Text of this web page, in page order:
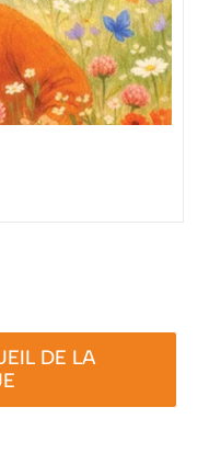
DE LA